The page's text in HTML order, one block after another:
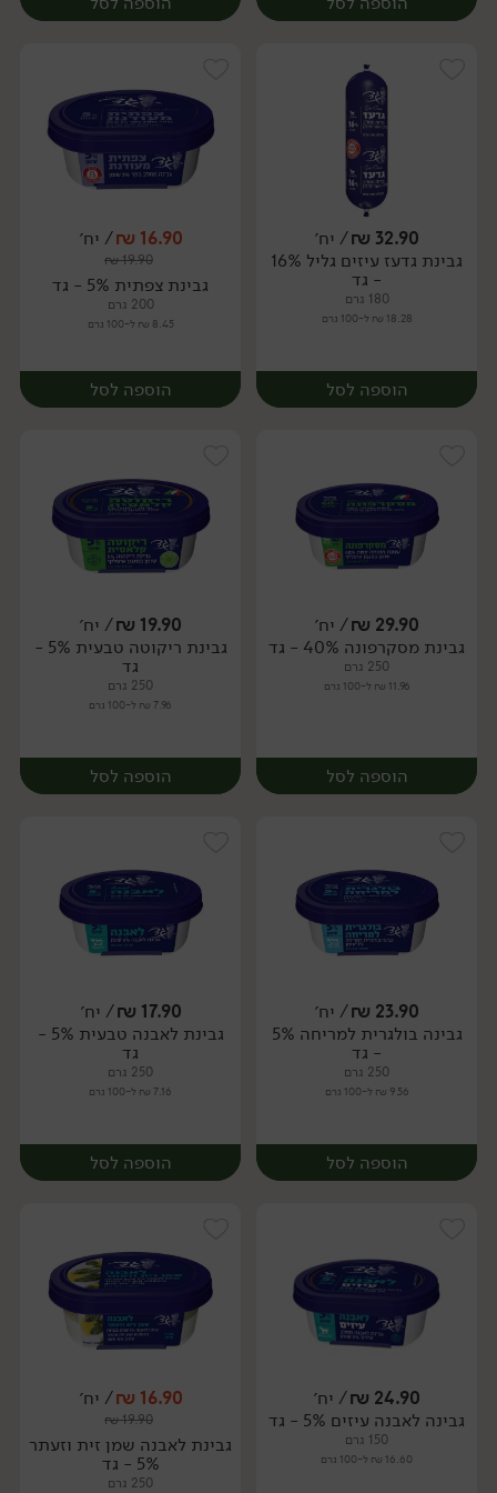
יח׳ יח׳
32.90
₪/ יח׳
גבינת גדעז עיזים גליל 16%
- גד
180 גרם
18.28 ₪ ל-100 גרם
הוספה לסל
יח׳
16.90
₪/ יח׳
19.90
₪
גבינת צפתית 5% - גד
200 גרם
8.45 ₪ ל-100 גרם
הוספה לסל
יח׳
29.90
₪/ יח׳
גבינת מסקרפונה 40% - גד
250 גרם
11.96 ₪ ל-100 גרם
הוספה לסל
יח׳
19.90
₪/ יח׳
גבינת ריקוטה טבעית 5% -
גד
250 גרם
7.96 ₪ ל-100 גרם
הוספה לסל
יח׳
23.90
₪/ יח׳
גבינה בולגרית למריחה 5%
- גד
250 גרם
9.56 ₪ ל-100 גרם
הוספה לסל
יח׳
17.90
₪/ יח׳
גבינת לאבנה טבעית 5% -
גד
250 גרם
7.16 ₪ ל-100 גרם
הוספה לסל
יח׳
24.90
₪/ יח׳
גבינה לאבנה עיזים 5% - גד
150 גרם
16.60 ₪ ל-100 גרם
16.90
₪/ יח׳
19.90
₪
גבינת לאבנה שמן זית וזעתר
5% - גד
250 גרם